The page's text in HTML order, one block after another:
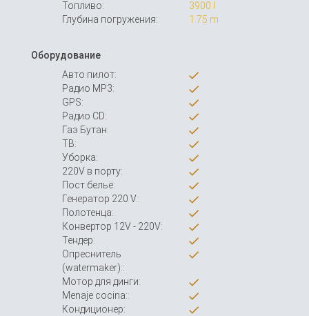
Топливо:
3900 l
Глубина погружения:
1.75 m
Оборудование
Авто пилот:
Радио MP3:
GPS:
Радио CD:
Газ Бутан:
ТВ:
Уборка:
220V в порту:
Пост.бельё:
Генератор 220 V.:
Полотенца:
Конвертор 12V - 220V:
Тендер:
Опреснитель
(watermaker)::
Мотор для динги:
Menaje cocina::
Кондиционер: